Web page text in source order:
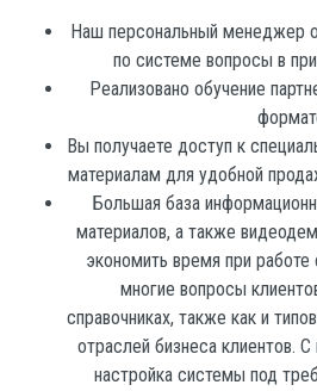
Наш персональный менеджер
по системе вопросы в
Реализовано обучение
Вы получаете доступ к
материалам для удобной
Большая база
материалов, а также
экономить время при
многие вопросы
справочниках, также как и
отраслей бизнеса клиентов.
настройка системы под